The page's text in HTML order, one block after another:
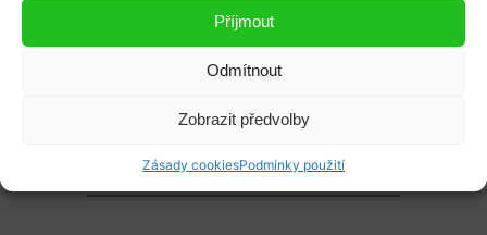
Příjmout
Odmítnout
Zobrazit předvolby
Zásady cookiesPodmínky použití